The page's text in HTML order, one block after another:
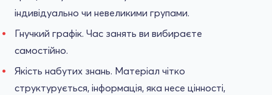
індивідуально чи невеликими групами.
Гнучкий графік. Час занять ви вибираєте
самостійно.
Якість набутих знань. Матеріал чітко
структурується, інформація, яка несе цінності,